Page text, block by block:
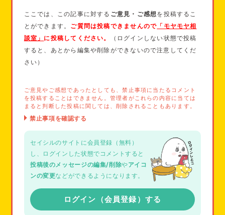
ここでは、この記事に対する ご意見・ご感想を投稿するこ
とができます。 ご質問は投稿できませんので 「モヤモヤ相
談室」 に投稿してください。
（ログインしない状態で投稿
すると、あとから編集や削除ができないので注意してくだ
さい）
ご意見やご感想であったとしても、禁止事項に当たるコメント
を投稿することはできません。管理者がこれらの内容に当ては
まると判断した投稿に関しては、削除されることもあります。
セイシルのサイトに会員登録（無料）
し、ログインした状態でコメントすると
投稿後のメッセージの編集/削除やアイコ
ンの変更などができるようになります。
ログイン（会員登録）する